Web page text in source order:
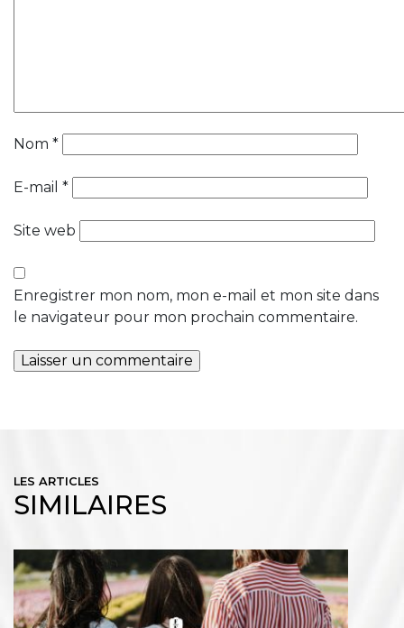
Nom *
E-mail *
Site web
Enregistrer mon nom, mon e-mail et mon site dans
le navigateur pour mon prochain commentaire.
LES ARTICLES
SIMILAIRES